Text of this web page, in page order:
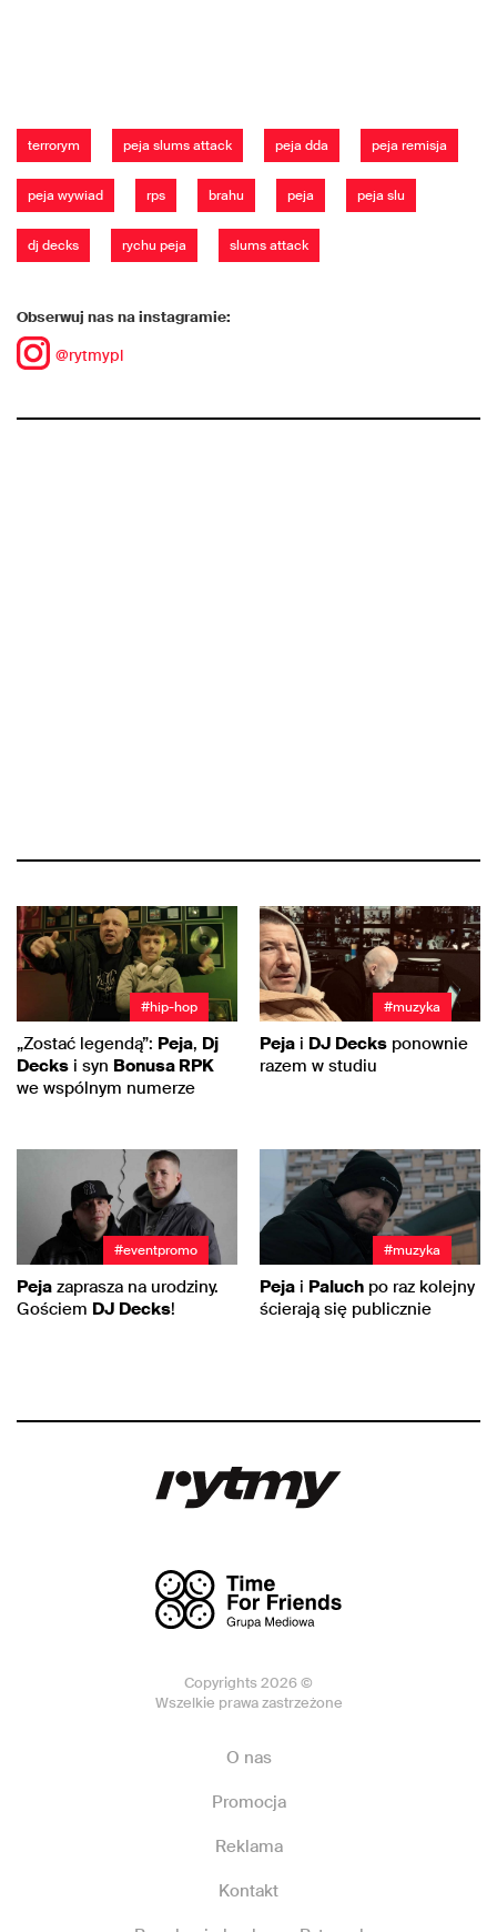
terrorym peja slums attack peja dda peja remisja
peja wywiad rps brahu peja peja slu
dj decks rychu peja slums attack
Obserwuj nas na instagramie:
@rytmypl
#hip-hop
„Zostać legendą”: Peja, Dj
Decks i syn Bonusa RPK
we wspólnym numerze
#muzyka
Peja i DJ Decks ponownie
razem w studiu
#eventpromo
Peja zaprasza na urodziny.
Gościem DJ Decks!
#muzyka
Peja i Paluch po raz kolejny
ścierają się publicznie
Copyrights 2026 ©
Wszelkie prawa zastrzeżone
O nas
Promocja
Reklama
Kontakt